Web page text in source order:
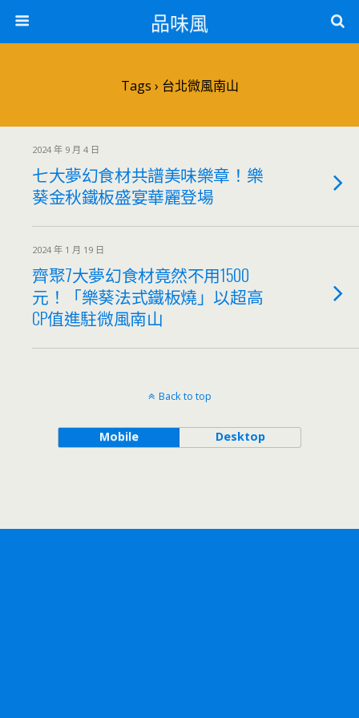
品味風
Tags › 台北微風南山
2024 年 9 月 4 日
七大夢幻食材共譜美味樂章！樂
葵金秋鐵板盛宴華麗登場
2024 年 1 月 19 日
齊聚7大夢幻食材竟然不用1500
元！「樂葵法式鐵板燒」以超高
CP值進駐微風南山
Back to top
Mobile Desktop